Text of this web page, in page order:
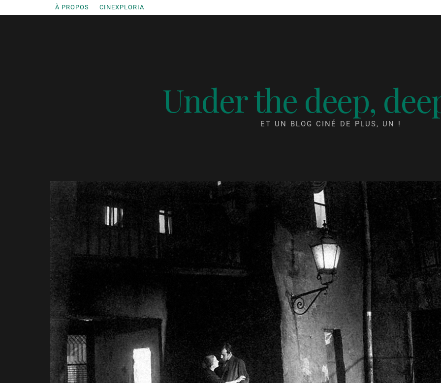
Accéder
À PROPOS CINEXPLORIA
Under the deep,
ET UN BLOG CINÉ DE PLUS, UN !